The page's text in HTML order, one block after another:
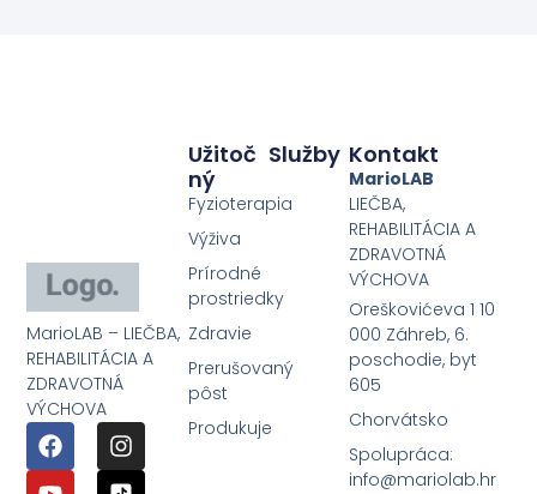
MarioLAB – LIEČBA,
REHABILITÁCIA A
ZDRAVOTNÁ
VÝCHOVA
Služby
Užitoč
Ný
Fyzioterapia
Výživa
Prírodné
prostriedky
Zdravie
Prerušovaný
pôst
Produkuje
Kontakt
MarioLAB
LIEČBA,
REHABILITÁCIA A
ZDRAVOTNÁ
VÝCHOVA
Oreškovićeva 1 10
000 Záhreb, 6.
poschodie, byt
605
Chorvátsko
Spolupráca:
info@mariolab.hr